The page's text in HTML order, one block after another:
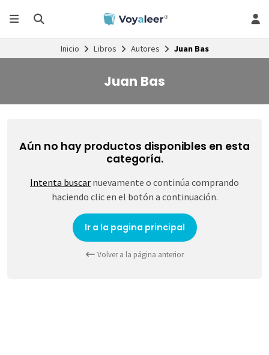
Inicio Libros Autores Juan Bas
Juan Bas
Aún no hay productos disponibles en esta
categoría.
Intenta buscar nuevamente o continúa comprando
haciendo clic en el botón a continuación.
Ir a la pagina principal
Volver a la página anterior